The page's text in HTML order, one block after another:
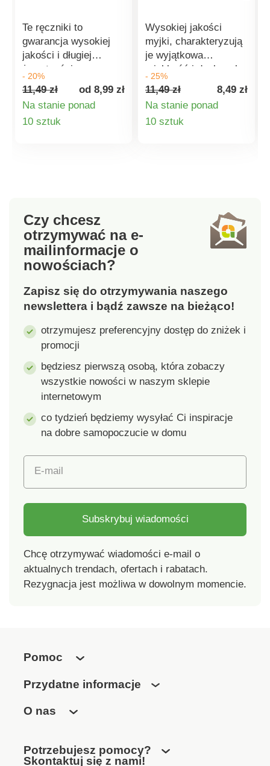
Te ręczniki to
gwarancja wysokiej
jakości i długiej
żywotności.
Pokochasz ich
doskonałą chłonność i
miękkość. Wykonane
są w 100% z bawełny,
pożądanej chłonności,
a jednocześnie będą
przyjemnie pachnieć.
Można je łączyć z 5
naszej oferty, w 5
różnych rozmiarach
jednego koloru. 100%
bawełny o gramaturze
500 g/m² Certyfikat
OEKO-TEX Standard
100 dla materiałów
bezpiecznych dla
zdrowia.
- 20%
11,49 zł
od 8,99 zł
Na stanie ponad
10 sztuk
Wysokiej jakości
myjki, charakteryzują
je wyjątkowa
miękkość i doskonałą
chłonność, a w
dodatku są delikatne
dla skóry.
- 25%
11,49 zł
8,49 zł
Na stanie ponad
10 sztuk
Czy chcesz
otrzymywać na e-
mailinformacje o
nowościach?
Zapisz się do otrzymywania naszego
newslettera i bądź zawsze na bieżąco!
otrzymujesz preferencyjny dostęp do zniżek i
promocji
będziesz pierwszą osobą, która zobaczy
wszystkie nowości w naszym sklepie
internetowym
co tydzień będziemy wysyłać Ci inspiracje
na dobre samopoczucie w domu
E-mail
Subskrybuj wiadomości
Chcę otrzymywać wiadomości e-mail o
aktualnych trendach, ofertach i rabatach.
Rezygnacja jest możliwa w dowolnym momencie.
Pomoc
Przydatne informacje
O nas
Potrzebujesz pomocy?
Skontaktuj się z nami!